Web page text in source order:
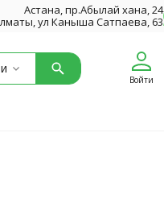
Астана, пр.Абылай хана, 24
ул Каныша Сатпаева, 63
Войти